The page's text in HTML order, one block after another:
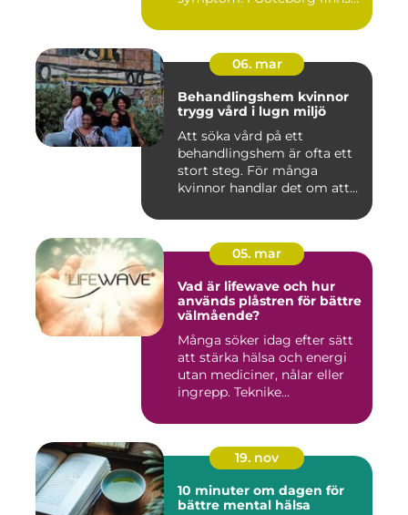
06. mar
Behandlingshem kvinnor
trygg vård i lugn miljö
Att söka vård på ett
behandlingshem är ofta ett
stort steg. För många
kvinnor handlar det om att
05. mar
Vad är lifewave och hur
används plåstren för bättre
välmående?
Många söker idag efter sätt
att stärka hälsa och energi
utan mediciner, nålar eller
ingrepp. Teknike...
19. nov
10 minuter om dagen för
bättre mental hälsa